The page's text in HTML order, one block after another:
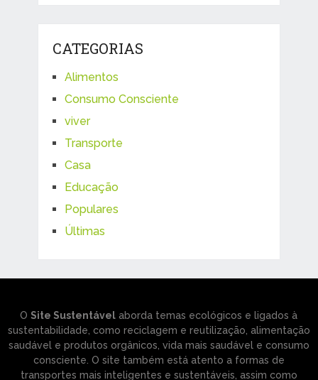
CATEGORIAS
Alimentos
Consumo Consciente
viver
Transporte
Casa
Educação
Populares
Últimas
OSite Sustentável aborda temas ecológicos e ligados à
sustentabilidade, como reciclagem e reutilização, alimentação
saudável e produtos orgânicos, vida mais saudável e consumo
consciente. O site também está atento a formas de
transportes mais inteligentes e sustentáveis, assim como